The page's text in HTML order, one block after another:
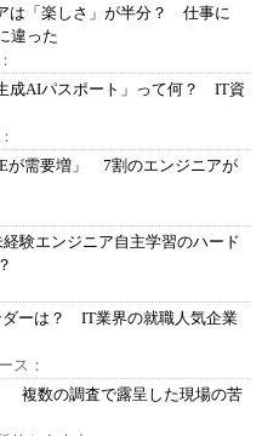
は「楽しさ」が半分？ 仕事に
違った
成AIパスポート」って何？ IT資
が需要増」 7割のエンジニアが
験エンジニア自主学習のハード
ダーは？ IT業界の就職人気企業
ス：
複数の調査で露呈した現場の苦